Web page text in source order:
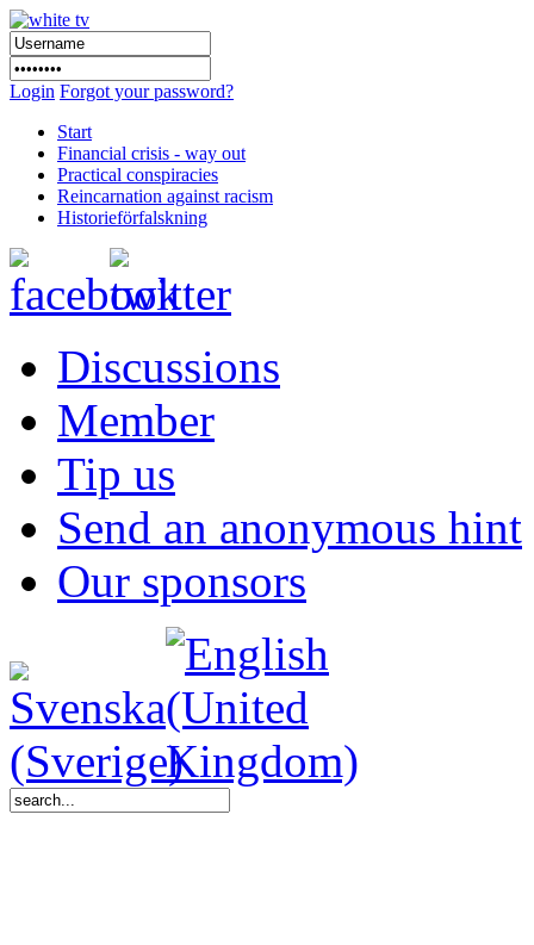
Login Forgot your password?
Start
Financial crisis - way out
Practical conspiracies
Reincarnation against racism
Historieförfalskning
Discussions
Member
Tip us
Send an anonymous hint
Our sponsors